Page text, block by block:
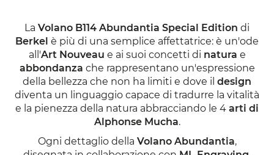
La Volano B114 Abundantia Special Edition di
Berkel è più di una semplice affettatrice: è un'ode
all'Art Nouveau e ai suoi concetti di natura e
abbondanza che rappresentano un'espressione
della bellezza che non ha limiti e dove il design
diventa un linguaggio capace di tradurre la vitalità
e la pienezza della natura abbracciando le 4 arti di
Alphonse Mucha.
Ogni dettaglio della Volano Abundantia,